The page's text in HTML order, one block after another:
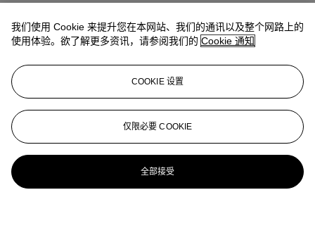
我们使用 Cookie 来提升您在本网站、我们的通讯以及整个网路上的
使用体验。欲了解更多资讯，请参阅我们的 Cookie 通知
COOKIE 设置
仅限必要 COOKIE
全部接受